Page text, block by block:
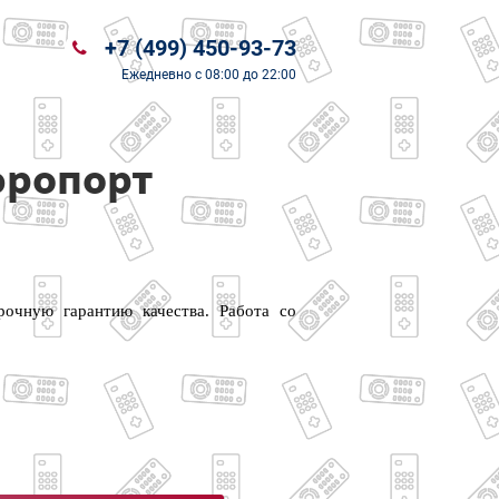
+7 (499) 450-93-73
Ежедневно с 08:00 до 22:00
гарантию качества. Работа со